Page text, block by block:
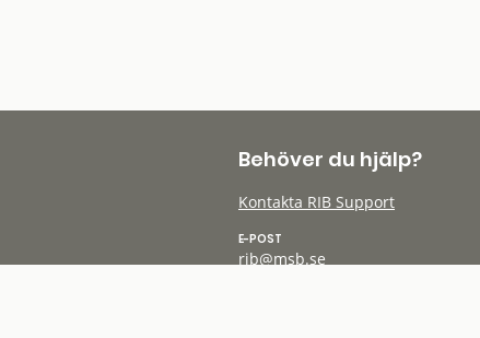
Behöver du hjälp?
Kontakta RIB Support
E-POST
rib@msb.se